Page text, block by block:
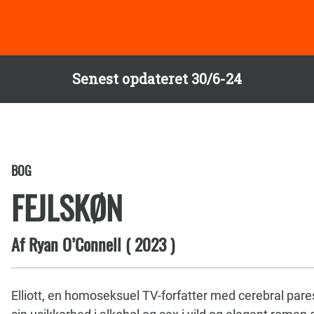
Senest opdateret 30/6-24
BOG
FEJLSKØN
AfRyan O’Connell (2023)
Elliott, en homoseksuel TV-forfatter med cerebral